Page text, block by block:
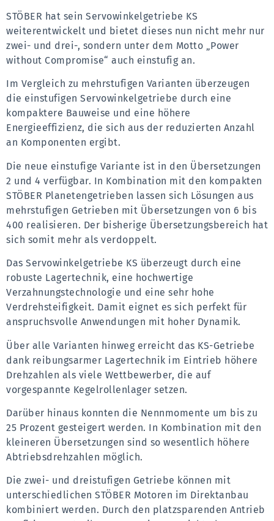
STÖBER hat sein Servowinkelgetriebe KS
weiterentwickelt und bietet dieses nun nicht mehr nur
zwei- und drei-, sondern unter dem Motto „Power
without Compromise“ auch einstufig an.
Im Vergleich zu mehrstufigen Varianten überzeugen
die einstufigen Servowinkelgetriebe durch eine
kompaktere Bauweise und eine höhere
Energieeffizienz, die sich aus der reduzierten Anzahl
an Komponenten ergibt.
Die neue einstufige Variante ist in den Übersetzungen
2 und 4 verfügbar. In Kombination mit den kompakten
STÖBER Planetengetrieben lassen sich Lösungen aus
mehrstufigen Getrieben mit Übersetzungen von 6 bis
400 realisieren. Der bisherige Übersetzungsbereich hat
sich somit mehr als verdoppelt.
Das Servowinkelgetriebe KS überzeugt durch eine
robuste Lagertechnik, eine hochwertige
Verzahnungstechnologie und eine sehr hohe
Verdrehsteifigkeit. Damit eignet es sich perfekt für
anspruchsvolle Anwendungen mit hoher Dynamik.
Über alle Varianten hinweg erreicht das KS-Getriebe
dank reibungsarmer Lagertechnik im Eintrieb höhere
Drehzahlen als viele Wettbewerber, die auf
vorgespannte Kegelrollenlager setzen.
Darüber hinaus konnten die Nennmomente um bis zu
25 Prozent gesteigert werden. In Kombination mit den
kleineren Übersetzungen sind so wesentlich höhere
Abtriebsdrehzahlen möglich.
Die zwei- und dreistufigen Getriebe können mit
unterschiedlichen STÖBER Motoren im Direktanbau
kombiniert werden. Durch den platzsparenden Antrieb